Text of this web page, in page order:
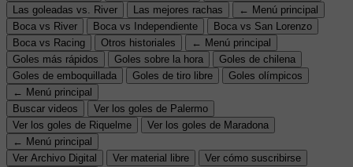
Las goleadas vs. River
Las mejores rachas
← Menú principal
Boca vs River
Boca vs Independiente
Boca vs San Lorenzo
Boca vs Racing
Otros historiales
← Menú principal
Goles más rápidos
Goles sobre la hora
Goles de chilena
Goles de emboquillada
Goles de tiro libre
Goles olímpicos
← Menú principal
Buscar videos
Ver los goles de Palermo
Ver los goles de Riquelme
Ver los goles de Maradona
← Menú principal
Ver Archivo Digital
Ver material libre
Ver cómo suscribirse